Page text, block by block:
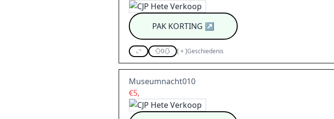
PAK KORTING ↗
0 [+]Geschiedenis
Museumnacht010
€5,